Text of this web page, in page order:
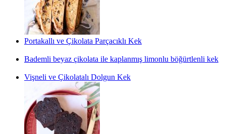
Portakallı ve Çikolata Parçacıklı Kek
Bademli beyaz çikolata ile kaplanmış limonlu böğürtlenli kek
Vişneli ve Çikolatalı Dolgun Kek